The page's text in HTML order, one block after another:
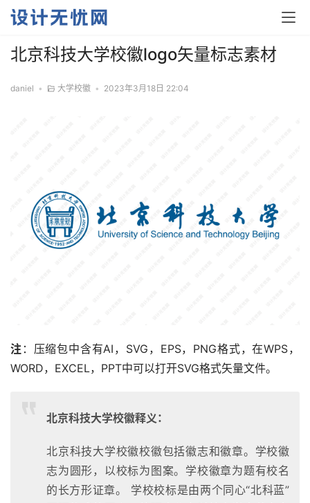
北京科技大学校徽logo矢量标志素材
daniel • 大学校徽 • 2023年3月18日 22:04
注 ：压缩包中含有AI，SVG，EPS，PNG格式，在WPS，
WORD，EXCEL，PPT中可以打开SVG格式矢量文件。
北京科技大学校徽释义：
北京科技大学校徽校徽包括徽志和徽章。学校徽
志为圆形，以校标为图案。学校徽章为题有校名
的长方形证章。 学校校标是由两个同心“北科蓝”